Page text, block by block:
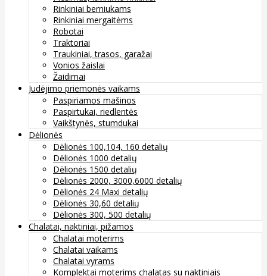
Rinkiniai berniukams
Rinkiniai mergaitėms
Robotai
Traktoriai
Traukiniai, trasos, garažai
Vonios žaislai
Žaidimai
Judėjimo priemonės vaikams
Paspiriamos mašinos
Paspirtukai, riedlentės
Vaikštynės, stumdukai
Dėlionės
Dėlionės 100,104, 160 detalių
Dėlionės 1000 detalių
Dėlionės 1500 detalių
Dėlionės 2000, 3000,6000 detalių
Dėlionės 24 Maxi detalių
Dėlionės 30,60 detalių
Dėlionės 300, 500 detalių
Chalatai, naktiniai, pižamos
Chalatai moterims
Chalatai vaikams
Chalatai vyrams
Komplektai moterims chalatas su naktiniais